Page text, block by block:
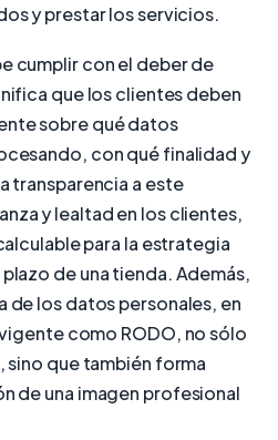
y prestar los servicios.
cumplir con el deber de
que los clientes deben
sobre qué datos
con qué finalidad y
transparencia a este
y lealtad en los clientes,
para la estrategia
de una tienda. Además,
de los datos personales, en
como RODO, no sólo
sino que también forma
de una imagen profesional